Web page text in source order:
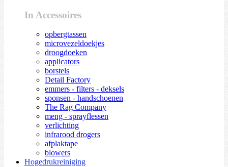
In Accessoires
opbergtassen
microvezeldoekjes
droogdoeken
applicators
borstels
Detail Factory
emmers - filters - deksels
sponsen - handschoenen
The Rag Company
meng - sprayflessen
verlichting
infrarood drogers
afplaktape
blowers
Hogedrukreiniging